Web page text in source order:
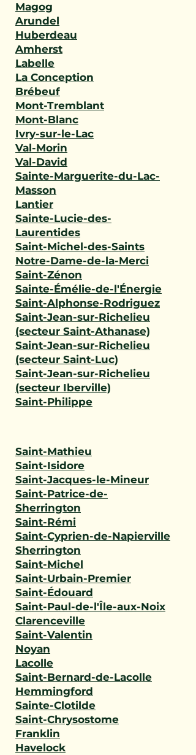
Magog
Arundel
Huberdeau
Amherst
Labelle
La Conception
Brébeuf
Mont-Tremblant
Mont-Blanc
Ivry-sur-le-Lac
Val-Morin
Val-David
Sainte-Marguerite-du-Lac-
Masson
Lantier
Sainte-Lucie-des-
Laurentides
Saint-Michel-des-Saints
Notre-Dame-de-la-Merci
Saint-Zénon
Sainte-Émélie-de-l'Énergie
Saint-Alphonse-Rodriguez
Saint-Jean-sur-Richelieu
(secteur Saint-Athanase)
Saint-Jean-sur-Richelieu
(secteur Saint-Luc)
Saint-Jean-sur-Richelieu
(secteur Iberville)
Saint-Philippe
Saint-Mathieu
Saint-Isidore
Saint-Jacques-le-Mineur
Saint-Patrice-de-
Sherrington
Saint-Rémi
Saint-Cyprien-de-Napierville
Sherrington
Saint-Michel
Saint-Urbain-Premier
Saint-Édouard
Saint-Paul-de-l'Île-aux-Noix
Clarenceville
Saint-Valentin
Noyan
Lacolle
Saint-Bernard-de-Lacolle
Hemmingford
Sainte-Clotilde
Saint-Chrysostome
Franklin
Havelock